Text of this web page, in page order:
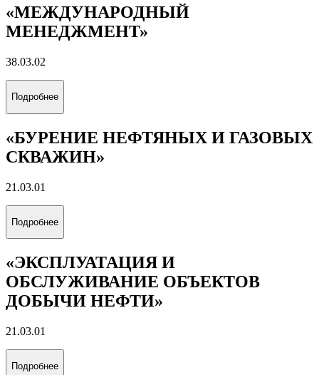
38.03.01
«УПРАВЛЕНИЕ БИЗНЕСОМ В
ЭНЕРГЕТИКЕ»
38.03.02
«МЕЖДУНАРОДНЫЙ
МЕНЕДЖМЕНТ»
38.03.02
«БУРЕНИЕ НЕФТЯНЫХ И ГАЗОВЫХ
СКВАЖИН»